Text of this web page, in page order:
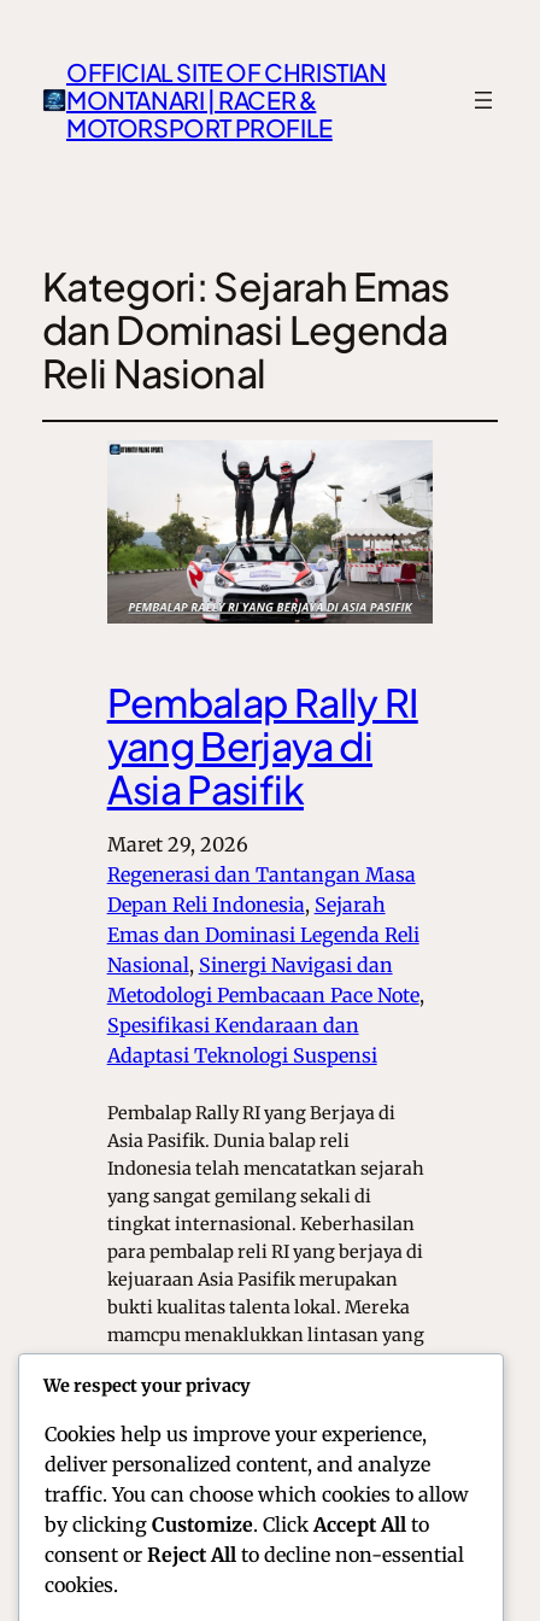
OFFICIAL SITE OF CHRISTIAN
MONTANARI | RACER &
MOTORSPORT PROFILE
Kategori: Sejarah Emas
dan Dominasi Legenda
Reli Nasional
Pembalap Rally RI
yang Berjaya di
Asia Pasifik
Maret 29, 2026
Regenerasi dan Tantangan Masa
Depan Reli Indonesia, Sejarah
Emas dan Dominasi Legenda Reli
Nasional, Sinergi Navigasi dan
Metodologi Pembacaan Pace Note ,
Spesifikasi Kendaraan dan
Adaptasi Teknologi Suspensi
Pembalap Rally RI yang Berjaya di
Asia Pasifik. Dunia balap reli
Indonesia telah mencatatkan sejarah
yang sangat gemilang sekali di
tingkat internasional. Keberhasilan
para pembalap reli RI yang berjaya di
kejuaraan Asia Pasifik merupakan
bukti kualitas talenta lokal. Mereka
mamcpu menaklukkan lintasan yang
menantang di berbagai negara
We respect your privacy
Cookies help us improve your experience,
deliver personalized content, and analyze
traffic. You can choose which cookies to allow
by clicking Customize. Click Accept All to
consent or Reject All to decline non-essential
cookies.